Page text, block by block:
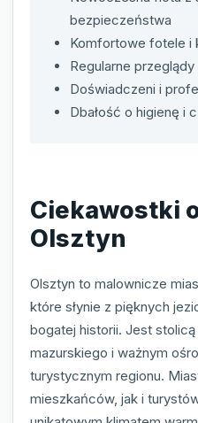
bezpieczeństwa
Komfortowe fotele i
Regularne
Doświadczeni i
Dbałość o higienę i
Ciekawostki
Olsztyn
Olsztyn to malownicze
które słynie z pięknych
bogatej historii. Jest
mazurskiego i ważnym
turystycznym regionu.
mieszkańców, jak i